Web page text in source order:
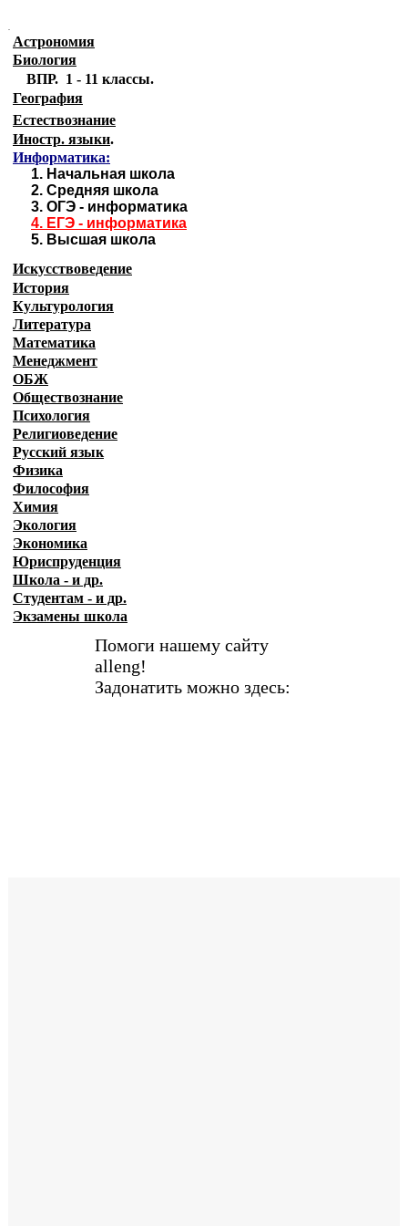
.
Астрономия
Биология
ВПР. 1 - 11 классы.
География
Естествознание
Иностр. языки.
Информатика:
1. Начальная школа
2. Средняя школа
3. ОГЭ - информатика
4. ЕГЭ - информатика
5. Высшая школа
Искусствоведение
История
Культурология
Литература
Математика
Менеджмент
ОБЖ
Обществознание
Психология
Религиоведение
Русский язык
Физика
Философия
Химия
Экология
Экономика
Юриспруденция
Школа - и др.
Студентам - и др.
Экзамены школа
Помоги нашему сайту
alleng!
Задонатить можно здесь: